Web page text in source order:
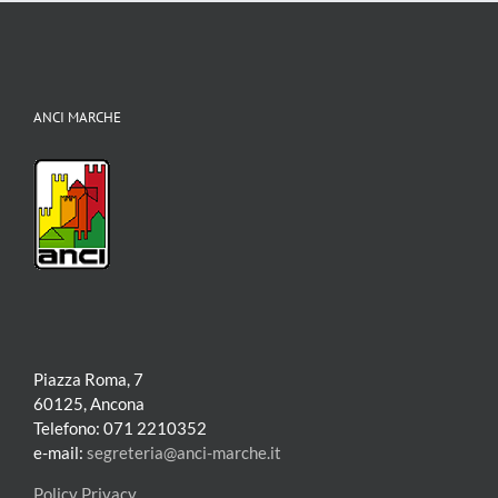
ANCI MARCHE
Piazza Roma, 7
60125, Ancona
Telefono: 071 2210352
e-mail: segreteria@anci-marche.it
Policy Privacy